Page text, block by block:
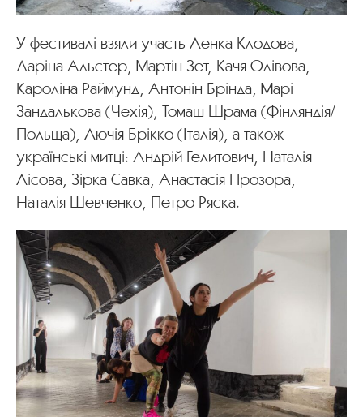
У фестивалі взяли участь Ленка Клодова,
Даріна Альстер, Мартін Зет, Качя Олівова,
Кароліна Раймунд, Антонін Брінда, Марі
Зандалькова (Чехія), Томаш Шрама (Фінляндія/
Польща), Лючія Брікко (Італія), а також
українські митці: Андрій Гелитович, Наталія
Лісова, Зірка Савка, Анастасія Прозора,
Наталія Шевченко, Петро Ряска.